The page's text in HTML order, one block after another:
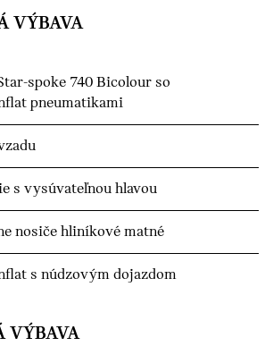
VÝBAVA
spoke 740 Bicolour so
pneumatikami
s vysúvateľnou hlavou
nosiče hliníkové matné
s núdzovým dojazdom
VÝBAVA